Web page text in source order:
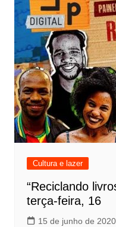
Cultura e lazer
“Reciclando
terça-feira, 16
15 de junho de 2020